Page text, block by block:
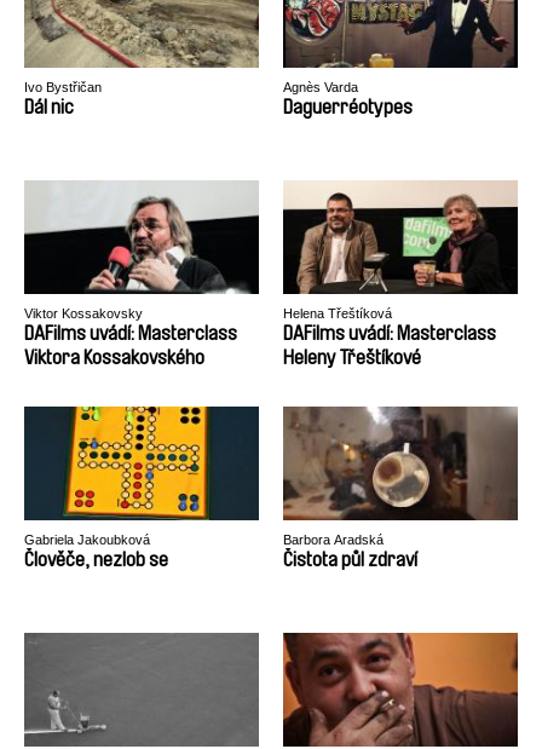
Ivo Bystřičan
Dál nic
Agnès Varda
Daguerréotypes
Viktor Kossakovsky
DAFilms uvádí: Masterclass
Viktora Kossakovského
Helena Třeštíková
DAFilms uvádí: Masterclass
Heleny Třeštíkové
Gabriela Jakoubková
Člověče, nezlob se
Barbora Aradská
Čistota půl zdraví